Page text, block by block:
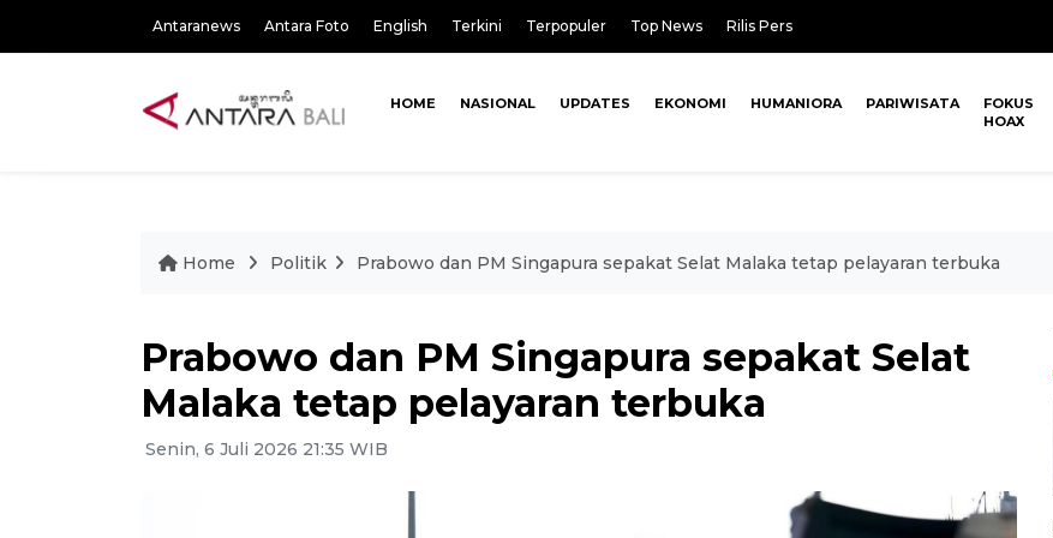
Antaranews Antara Foto English Terkini Terpopuler Top News Rilis Pers
HOME NASIONAL UPDATES EKONOMI HUMANIORA PARIWISATA
FOKUS
HOAX
Home Politik Prabowo dan PM Singapura sepakat Selat Malaka tetap pelayaran terbuka
Prabowo dan PM Singapura sepakat Selat
Malaka tetap pelayaran terbuka
Senin, 6 Juli 2026 21:35 WIB